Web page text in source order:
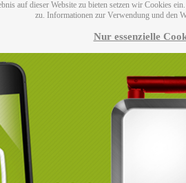
auf dieser Website zu bieten setzen wir Cookies
zu. Informationen zur Verwendung und den
Nur essenzielle